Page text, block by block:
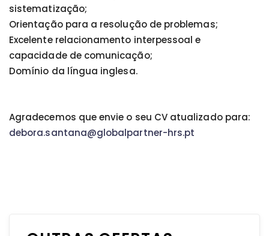
sistematização;
Orientação para a resolução de problemas;
Excelente relacionamento interpessoal e
capacidade de comunicação;
Domínio da língua inglesa.
Agradecemos que envie o seu CV atualizado para:
debora.santana@globalpartner-hrs.pt